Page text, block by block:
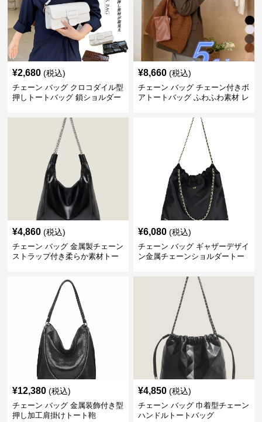
¥2,680 (税込)
チェーン バッグ クロコダイル型
押しトートバッグ 鎖ショルダー
¥8,660 (税込)
チェーン バッグ チェーン付きボ
アトートバッグ ふわふわ素材 レ
¥4,860 (税込)
チェーン バッグ 金属製チェーン
ストラップ付き柔らか素材トー
¥6,080 (税込)
チェーン バッグ ギャザーデザイ
ン金属チェーンショルダートー
¥12,380 (税込)
チェーン バッグ 金属装飾付き型
押し加工肩掛けトート鞄
¥4,850 (税込)
チェーン バッグ 巾着型チェーン
ハンドルトートバッグ